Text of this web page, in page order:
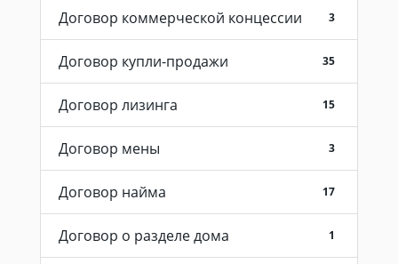
Договор коммерческой концессии 3
Договор купли-продажи 35
Договор лизинга 15
Договор мены 3
Договор найма 17
Договор о разделе дома 1